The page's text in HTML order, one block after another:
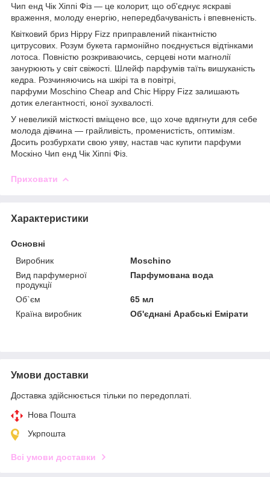
Чип енд Чік Хіппі Фіз — це колорит, що об'єднує яскраві
враження, молоду енергію, непередбачуваність і впевненість.
Квітковий бриз Hippy Fizz приправлений пікантністю
цитрусових. Розум букета гармонійно поєднується відтінками
лотоса. Повністю розкриваючись, серцеві ноти магнолії
занурюють у світ свіжості. Шлейф парфумів таїть вишуканість
кедра. Розчиняючись на шкірі та в повітрі,
парфуми Moschino Cheap and Chic Hippy Fizz залишають
дотик елегантності, юної зухвалості.
У невеликій місткості вміщено все, що хоче вдягнути для себе
молода дівчина — грайливість, променистість, оптимізм.
Досить розбурхати свою уяву, настав час купити парфуми
Москіно Чип енд Чік Хіппі Фіз.
Приховати
Характеристики
Основні
Виробник
Moschino
Вид парфумерної
продукції
Парфумована вода
Об`єм
65 мл
Країна виробник
Об'єднані Арабські Емірати
Умови доставки
Доставка здійснюється тільки по передоплаті.
Нова Пошта
Укрпошта
Всі умови доставки